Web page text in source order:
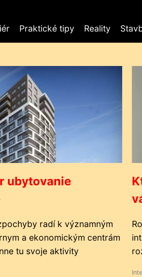
Praktické tipy Reality
ubytovanie
radí k významným
a ekonomickým centrám
tu svoje aktivity